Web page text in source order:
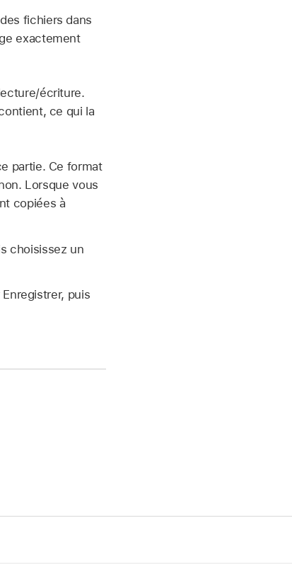
fichiers dans
exactement
écriture.
ce qui la
partie. Ce format
Lorsque vous
copiées à
choisissez un
puis